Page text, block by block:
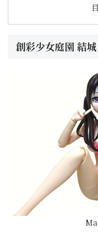
創彩少女庭園 結城